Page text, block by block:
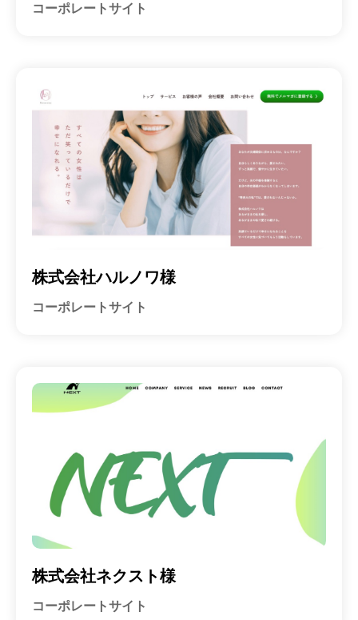
コーポレートサイト
株式会社ハルノワ様
コーポレートサイト
株式会社ネクスト様
コーポレートサイト